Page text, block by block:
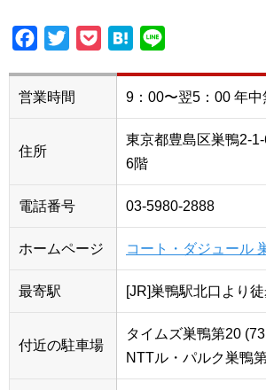
Facebook
Twitter PocketHatena
営業時間 9：00〜翌5：00 年中
住所
東京都豊島区巣鴨2-
6階
電話番号 03-5980-2888
ホームページ コート・ダジュール
最寄駅 [JR]巣鴨駅北口より
付近の駐車場
タイムズ巣鴨第20
NTTル・パルク巣鴨